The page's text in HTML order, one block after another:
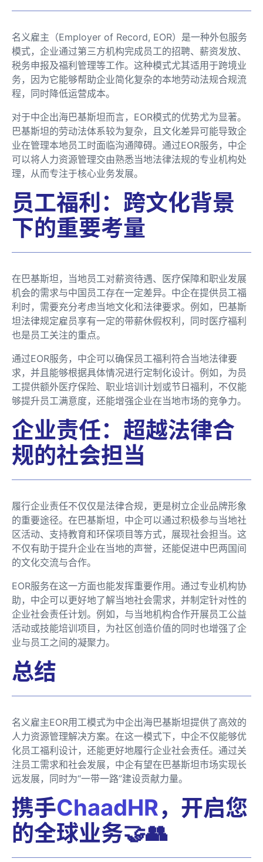
名义雇主（Employer of Record, EOR）是一种外包服务
模式，企业通过第三方机构完成员工的招聘、薪资发放、
税务申报及福利管理等工作。这种模式尤其适用于跨境业
务，因为它能够帮助企业简化复杂的本地劳动法规合规流
程，同时降低运营成本。
对于中企出海巴基斯坦而言，EOR模式的优势尤为显著。
巴基斯坦的劳动法体系较为复杂，且文化差异可能导致企
业在管理本地员工时面临沟通障碍。通过EOR服务，中企
可以将人力资源管理交由熟悉当地法律法规的专业机构处
理，从而专注于核心业务发展。
员工福利：跨文化背景
下的重要考量
在巴基斯坦，当地员工对薪资待遇、医疗保障和职业发展
机会的需求与中国员工存在一定差异。中企在提供员工福
利时，需要充分考虑当地文化和法律要求。例如，巴基斯
坦法律规定雇员享有一定的带薪休假权利，同时医疗福利
也是员工关注的重点。
通过EOR服务，中企可以确保员工福利符合当地法律要
求，并且能够根据具体情况进行定制化设计。例如，为员
工提供额外医疗保险、职业培训计划或节日福利，不仅能
够提升员工满意度，还能增强企业在当地市场的竞争力。
企业责任：超越法律合
规的社会担当
履行企业责任不仅仅是法律合规，更是树立企业品牌形象
的重要途径。在巴基斯坦，中企可以通过积极参与当地社
区活动、支持教育和环保项目等方式，展现社会担当。这
不仅有助于提升企业在当地的声誉，还能促进中巴两国间
的文化交流与合作。
EOR服务在这一方面也能发挥重要作用。通过专业机构协
助，中企可以更好地了解当地社会需求，并制定针对性的
企业社会责任计划。例如，与当地机构合作开展员工公益
活动或技能培训项目，为社区创造价值的同时也增强了企
业与员工之间的凝聚力。
总结
名义雇主EOR用工模式为中企出海巴基斯坦提供了高效的
人力资源管理解决方案。在这一模式下，中企不仅能够优
化员工福利设计，还能更好地履行企业社会责任。通过关
注员工需求和社会发展，中企有望在巴基斯坦市场实现长
远发展，同时为“一带一路”建设贡献力量。
携手ChaadHR，开启您
的全球业务🤝👥